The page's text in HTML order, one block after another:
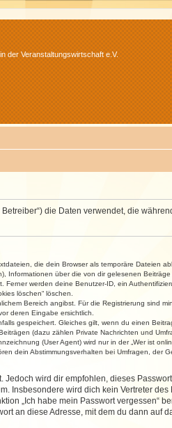
der Veranstaltungswirtschaft e.V.
die Daten verwendet, die
die dein Browser als temporäre Dateien
über die von dir gelesenen
werden deine Benutzer-ID, ein
löschen“ löschen.
Bereich angibst. Für die Registrierung sind
deren Eingabe ersichtlich.
gespeichert. Gleiches gilt, wenn du einen
(dazu zählen Private Nachrichten und
(User Agent) wird nur in der „Wer ist
dein Abstimmungsverhalten bei Umfragen, der
wird dir empfohlen, dieses
Insbesondere wird dich kein Vertreter
„Ich habe mein Passwort vergessen“
an diese Adresse, mit dem du dann auf